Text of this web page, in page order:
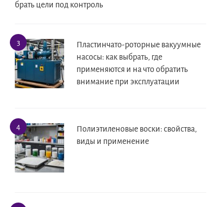
брать цели под контроль
Пластинчато-роторные вакуумные
насосы: как выбрать, где
применяются и на что обратить
внимание при эксплуатации
Полиэтиленовые воски: свойства,
виды и применение